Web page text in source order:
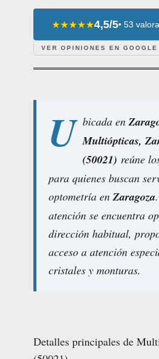
★★★★★4,5/5• 53
VER OPINIONES EN GOOGLE
U bicada en
Multiópticas,
(50021) reúne
para quienes buscan
optometría enZaragoza
atención se encuentra
dirección habitual,
acceso a atención
cristales y monturas.
Detalles principales de